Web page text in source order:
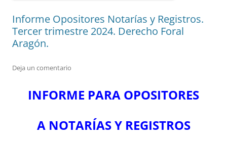
Informe Opositores Notarías y Registros.
Tercer trimestre 2024. Derecho Foral
Aragón.
Deja un comentario
INFORME PARA OPOSITORES
A NOTARÍAS Y REGISTROS